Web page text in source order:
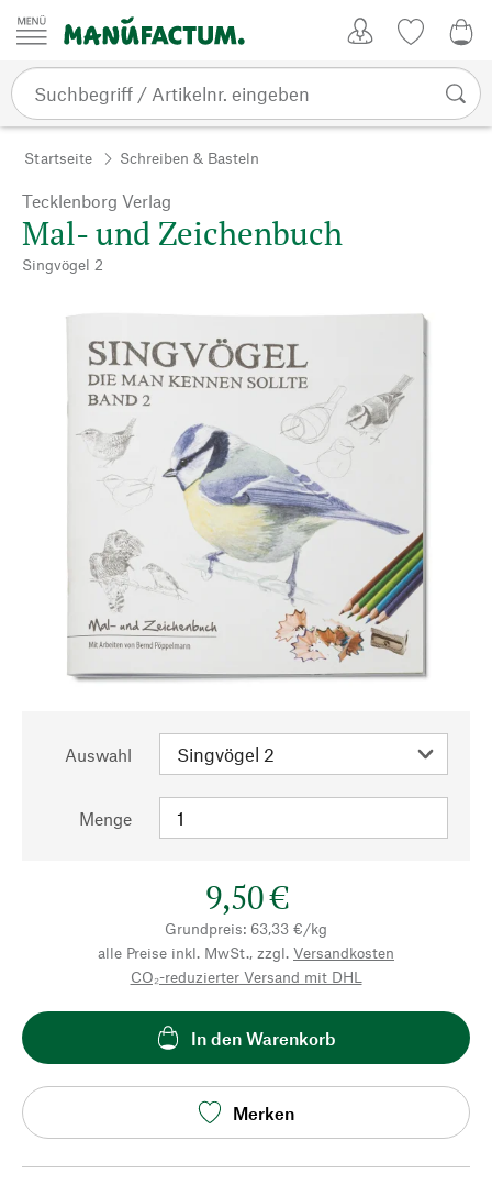
Zum Inhalt springen
Startseite Schreiben & Basteln
Tecklenborg Verlag
Mal- und Zeichenbuch
Singvögel 2
Auswahl
Menge
9,50 €
Grundpreis: 63,33 €/kg
alle Preise inkl. MwSt., zzgl. Versandkosten
CO₂-reduzierter Versand mit DHL
In den Warenkorb
Merken